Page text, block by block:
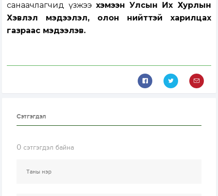
санаачлагчид үзжээ хэмээн Улсын Их Хурлын
Хэвлэл мэдээлэл, олон нийттэй харилцах
газраас мэдээлэв.
Сэтгэгдэл
0 сэтгэгдэл байна